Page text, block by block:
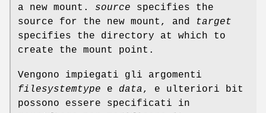
a new mount. source specifies the
source for the new mount, and
target
specifies the directory at which to
create the mount point.
Vengono impiegati gli argomenti
filesystemtype e data, e ulteriori bit
possono essere specificati in